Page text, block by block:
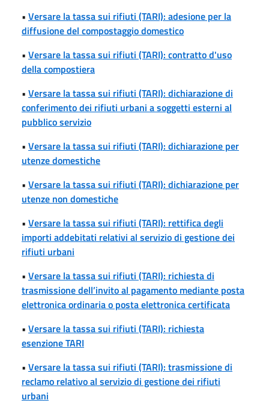
• Versare la tassa sui rifiuti (TARI): adesione per la
diffusione del compostaggio domestico
• Versare la tassa sui rifiuti (TARI): contratto d'uso
della compostiera
• Versare la tassa sui rifiuti (TARI): dichiarazione di
conferimento dei rifiuti urbani a soggetti esterni al
pubblico servizio
• Versare la tassa sui rifiuti (TARI): dichiarazione per
utenze domestiche
• Versare la tassa sui rifiuti (TARI): dichiarazione per
utenze non domestiche
• Versare la tassa sui rifiuti (TARI): rettifica degli
importi addebitati relativi al servizio di gestione dei
rifiuti urbani
• Versare la tassa sui rifiuti (TARI): richiesta di
trasmissione dell’invito al pagamento mediante posta
elettronica ordinaria o posta elettronica certificata
• Versare la tassa sui rifiuti (TARI): richiesta
esenzione TARI
• Versare la tassa sui rifiuti (TARI): trasmissione di
reclamo relativo al servizio di gestione dei rifiuti
urbani